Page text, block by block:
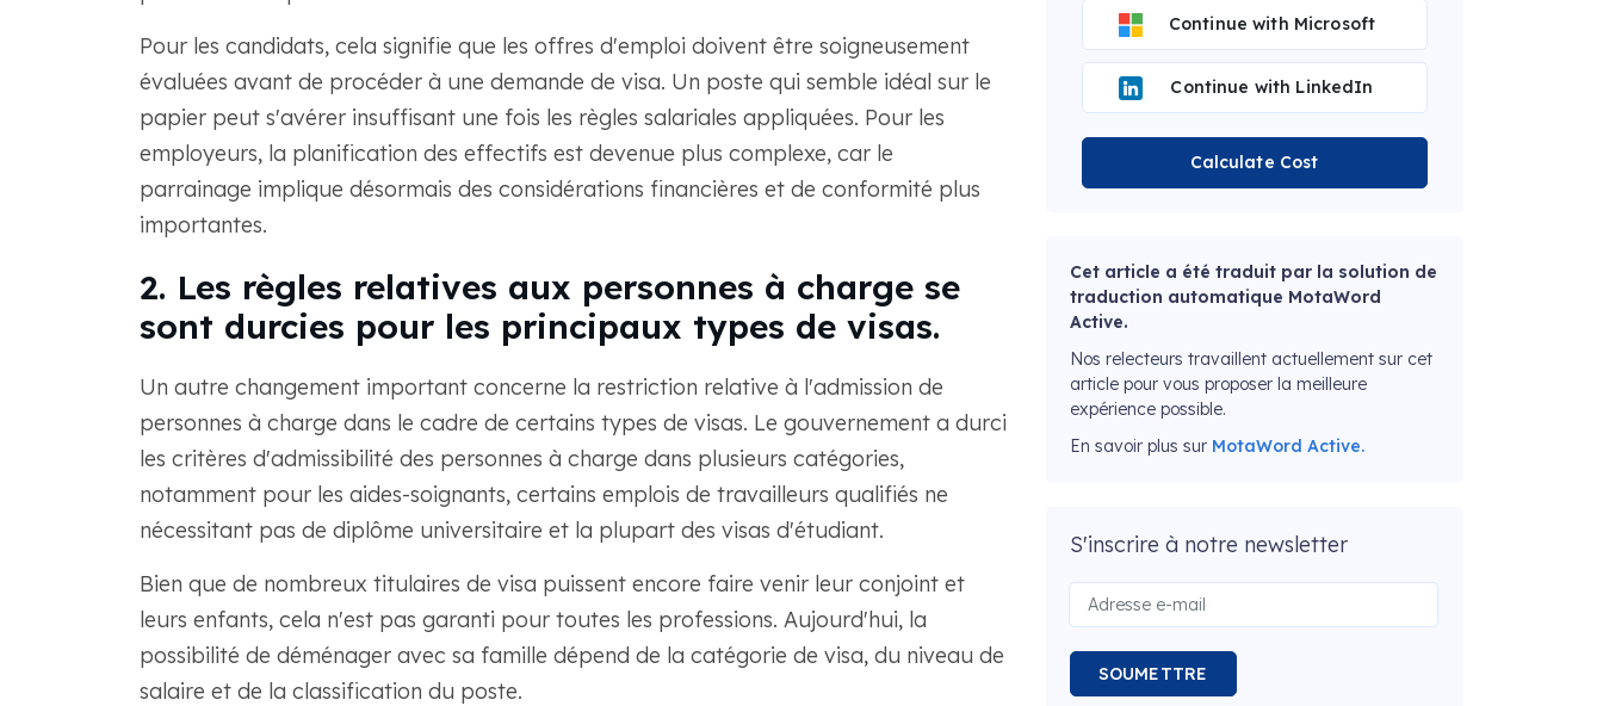
Pour les candidats, cela signifie que les offres d'emploi doivent être soigneusement
évaluées avant de procéder à une demande de visa. Un poste qui semble idéal sur le
papier peut s'avérer insuffisant une fois les règles salariales appliquées. Pour les
employeurs, la planification des effectifs est devenue plus complexe, car le
parrainage implique désormais des considérations financières et de conformité plus
importantes.
2. Les règles relatives aux personnes à charge se
sont durcies pour les principaux types de visas.
Un autre changement important concerne la restriction relative à l'admission de
personnes à charge dans le cadre de certains types de visas. Le gouvernement a durci
les critères d'admissibilité des personnes à charge dans plusieurs catégories,
notamment pour les aides-soignants, certains emplois de travailleurs qualifiés ne
nécessitant pas de diplôme universitaire et la plupart des visas d'étudiant.
Bien que de nombreux titulaires de visa puissent encore faire venir leur conjoint et
leurs enfants, cela n'est pas garanti pour toutes les professions. Aujourd'hui, la
possibilité de déménager avec sa famille dépend de la catégorie de visa, du niveau de
salaire et de la classification du poste.
Continue with Microsoft
Continue with LinkedIn
Calculate Cost
Cet article a été traduit par la solution de
traduction automatique MotaWord
Active.
Nos relecteurs travaillent actuellement sur cet
article pour vous proposer la meilleure
expérience possible.
En savoir plus sur MotaWord Active.
S'inscrire à notre newsletter
SOUMETTRE